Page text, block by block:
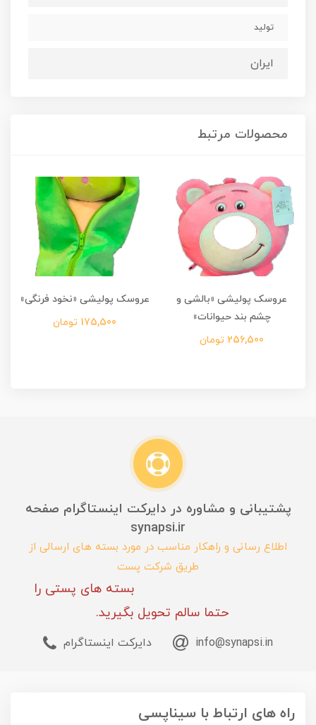
تولید
ایران
محصولات مرتبط
عروسک پولیشی «بالشی و
چشم بند حیوانات»
256,500 تومان
عروسک پولیشی «نخود فرنگی»
175,500 تومان
پشتیبانی و مشاوره در دایرکت اینستاگرام صفحه
synapsi.ir
اطلاع رسانی و راهکار مناسب در مورد بسته های ارسالی از
طریق شرکت پست
بسته های پستی را
حتما سالم تحویل بگیرید.
info@synapsi.in دایرکت اینستاگرام
راه های ارتباط با سیناپسی